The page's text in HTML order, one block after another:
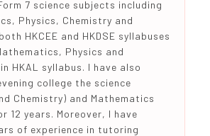
7 science subjects including
Physics, Chemistry and
HKCEE and HKDSE syllabuses
Physics and
HKAL syllabus. I have also
college the science
Chemistry) and Mathematics
12 years. Moreover, I have
of experience in tutoring